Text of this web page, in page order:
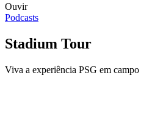
Ouvir
Podcasts
Stadium Tour
Viva a experiência PSG em